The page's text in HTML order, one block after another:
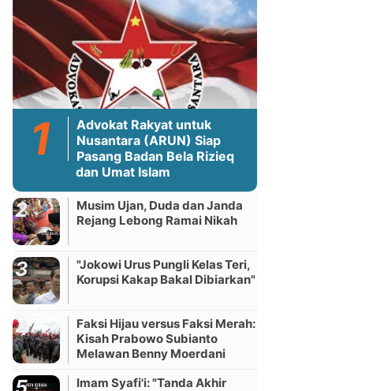
Advokat Rakyat untuk
Nusantara (ARUN) Siap
Pasang Badan Bela Rizieq
dan Umat Islam
Musim Ujan, Duda dan Janda
Rejang Lebong Ramai Nikah
"Jokowi Urus Pungli Kelas Teri,
Korupsi Kakap Bakal Dibiarkan"
Faksi Hijau versus Faksi Merah:
Kisah Prabowo Subianto
Melawan Benny Moerdani
Imam Syafi'i: "Tanda Akhir